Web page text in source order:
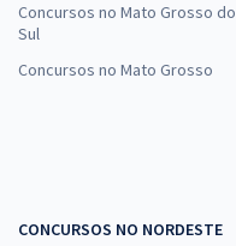
Concursos no Mato Grosso do
Sul
Concursos no Mato Grosso
CONCURSOS NO NORDESTE